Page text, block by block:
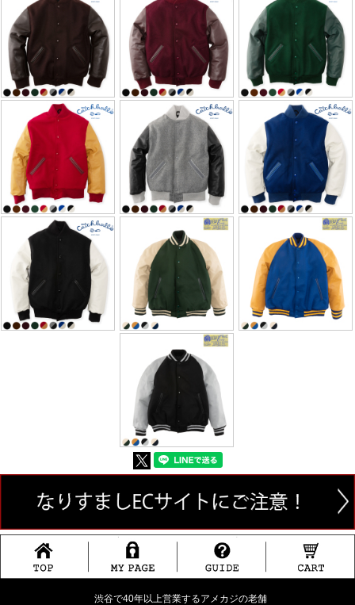
渋谷で40年以上営業するアメカジの老舗